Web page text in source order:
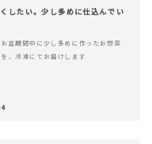
したい。少し多めに仕込んでい
お盆期間中に少し多めに作ったお惣菜
を、冷凍にてお届けします